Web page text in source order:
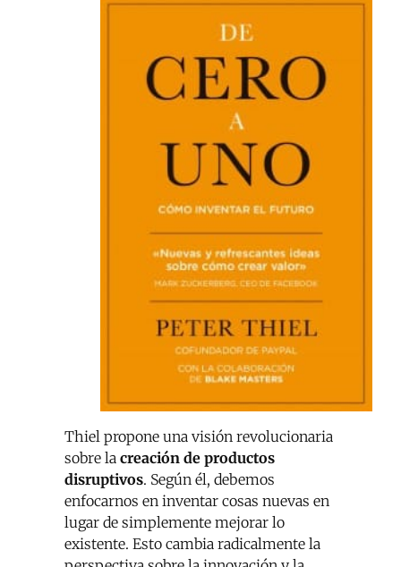
Thiel propone una visión revolucionaria
sobre la creación de productos
disruptivos. Según él, debemos
enfocarnos en inventar cosas nuevas en
lugar de simplemente mejorar lo
existente. Esto cambia radicalmente la